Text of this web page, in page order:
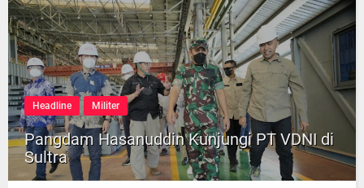
Headline Militer
Pangdam Hasanuddin Kunjungi PT VDNI di
Sultra